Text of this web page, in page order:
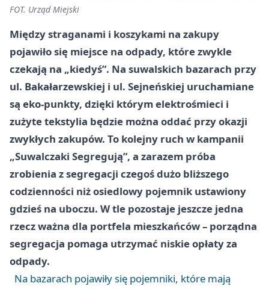
FOT. Urząd Miejski
Między straganami i koszykami na zakupy
pojawiło się miejsce na odpady, które zwykle
czekają na „kiedyś”. Na suwalskich bazarach przy
ul. Bakałarzewskiej i ul. Sejneńskiej uruchamiane
są eko-punkty, dzięki którym elektrośmieci i
zużyte tekstylia będzie można oddać przy okazji
zwykłych zakupów. To kolejny ruch w kampanii
„Suwalczaki Segregują”, a zarazem próba
zrobienia z segregacji czegoś dużo bliższego
codzienności niż osiedlowy pojemnik ustawiony
gdzieś na uboczu. W tle pozostaje jeszcze jedna
rzecz ważna dla portfela mieszkańców – porządna
segregacja pomaga utrzymać niskie opłaty za
odpady.
Na bazarach pojawiły się pojemniki, które mają